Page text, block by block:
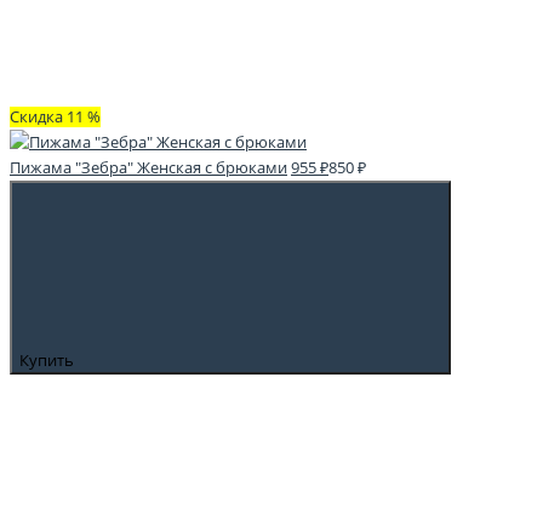
Скидка 11 %
Пижама "Зебра" Женская с брюками955 ₽850 ₽
Купить